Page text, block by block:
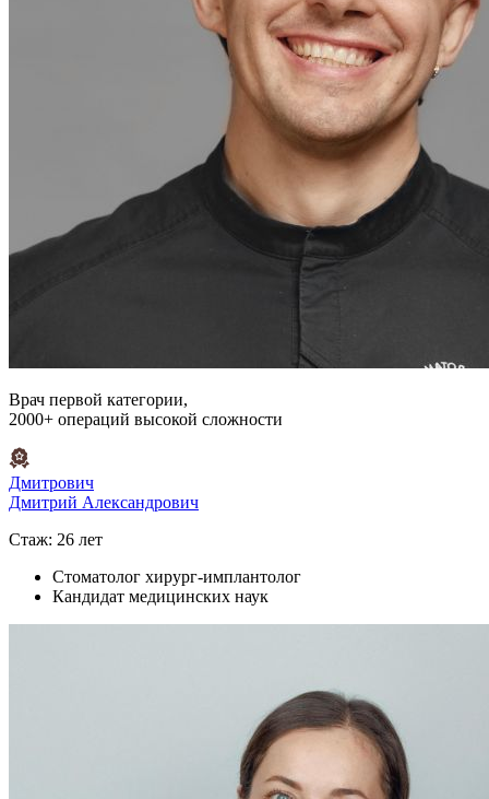
Врач первой категории,
2000+ операций высокой сложности
Дмитрович
Дмитрий Александрович
Стаж: 26 лет
Стоматолог хирург-имплантолог
Кандидат медицинских наук